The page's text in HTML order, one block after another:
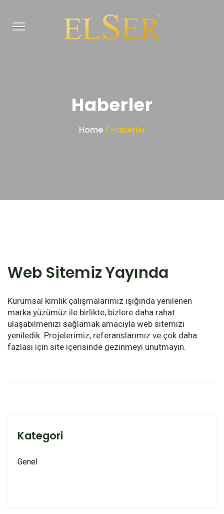
Haberler
Home/ Haberler
Web Sitemiz Yayında
Kurumsal kimlik çalışmalarımız ışığında yenilenen
marka yüzümüz ile birlikte, bizlere daha rahat
ulaşabilmenizi sağlamak amacıyla web sitemizi
yeniledik. Projelerimiz, referanslarımız ve çok daha
fazlası için site içerisinde gezinmeyi unutmayın.
Kategori
Genel